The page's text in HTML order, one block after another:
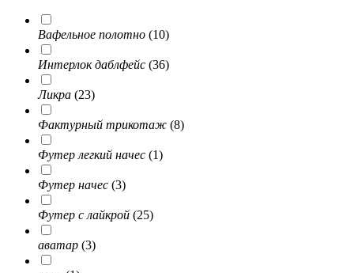
Вафельное полотно (10)
Интерлок даблфейс (36)
Ликра (23)
Фактурный трикотаж (8)
Футер легкий начес (1)
Футер начес (3)
Футер с лайкрой (25)
аватар (3)